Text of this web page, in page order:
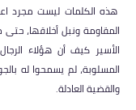
هذه الكلمات ليست مجرد
المقاومة ونبل أخلاقها،
الأسير كيف أن هؤلاء
المسلوبة، لم يسمحوا له
والقضية العادلة.